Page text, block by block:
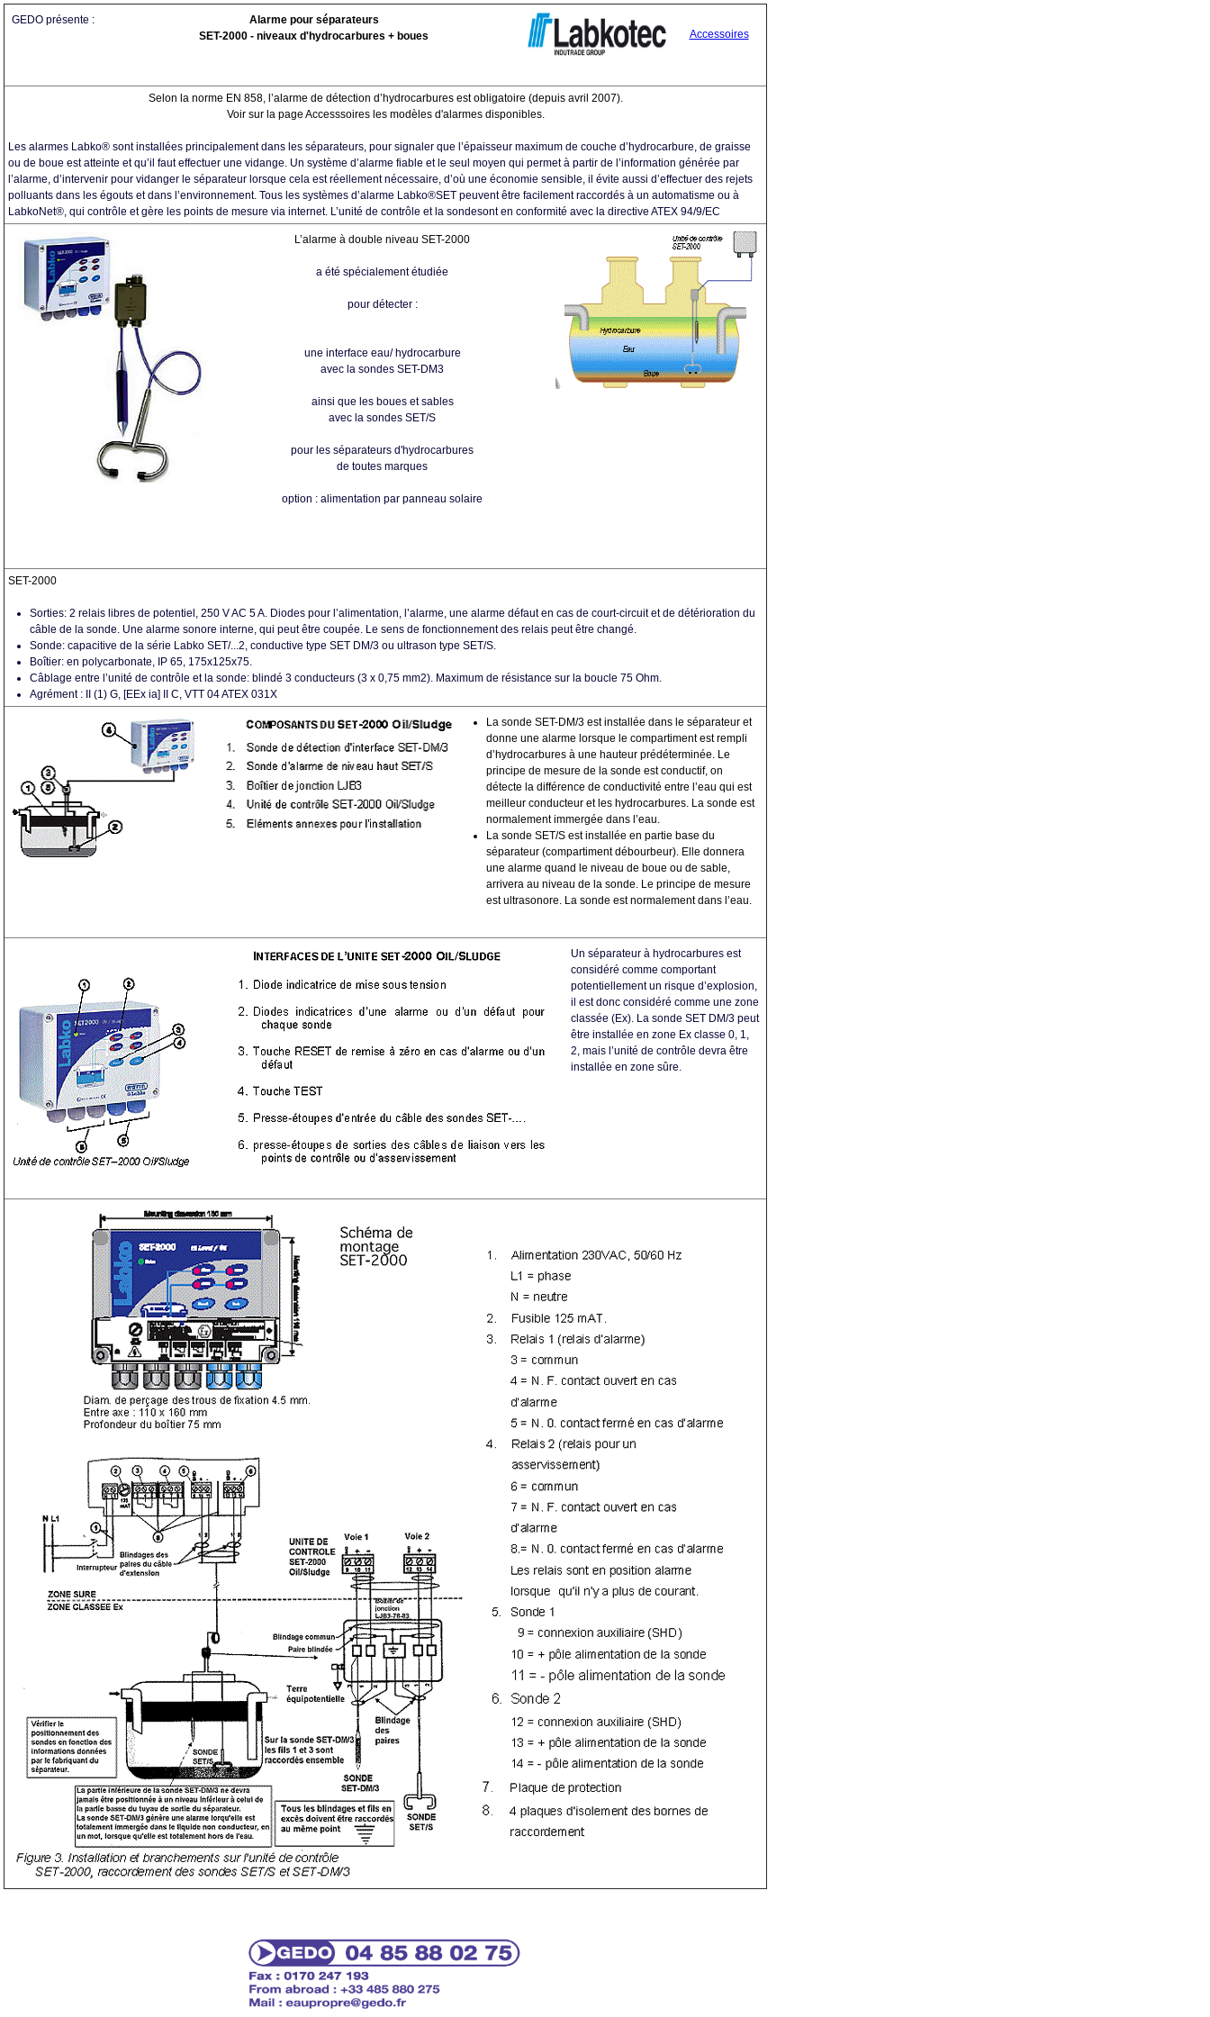
GEDO présente :
Alarme pour séparateurs
SET-2000 - niveaux d'hydrocarbures + boues
Accessoires
Selon la norme EN 858, l’alarme de détection d’hydrocarbures est obligatoire (depuis avril 2007).
Voir sur la page Accesssoires les modèles d'alarmes disponibles.
Les alarmes Labko® sont installées principalement dans les séparateurs, pour signaler que l’épaisseur maximum de couche d’hydrocarbure, de graisse
ou de boue est atteinte et qu’il faut effectuer une vidange. Un système d’alarme fiable et le seul moyen qui permet à partir de l’information générée par
l’alarme, d’intervenir pour vidanger le séparateur lorsque cela est réellement nécessaire, d’où une économie sensible, il évite aussi d’effectuer des rejets
polluants dans les égouts et dans l’environnement. Tous les systèmes d’alarme Labko®SET peuvent être facilement raccordés à un automatisme ou à
LabkoNet®, qui contrôle et gère les points de mesure via internet. L’unité de contrôle et la sondesont en conformité avec la directive ATEX 94/9/EC
L’alarme à double niveau SET-2000
a été spécialement étudiée
pour détecter :
une interface eau/ hydrocarbure
avec la sondes SET-DM3
ainsi que les boues et sables
avec la sondes SET/S
pour les séparateurs d'hydrocarbures
de toutes marques
option : alimentation par panneau solaire
SET-2000
Sorties: 2 relais libres de potentiel, 250 V AC 5 A. Diodes pour l’alimentation, l’alarme, une alarme défaut en cas de court-circuit et de détérioration du
câble de la sonde. Une alarme sonore interne, qui peut être coupée. Le sens de fonctionnement des relais peut être changé.
Sonde: capacitive de la série Labko SET/...2, conductive type SET DM/3 ou ultrason type SET/S.
Boîtier: en polycarbonate, IP 65, 175x125x75.
Câblage entre l’unité de contrôle et la sonde: blindé 3 conducteurs (3 x 0,75 mm2). Maximum de résistance sur la boucle 75 Ohm.
Agrément : II (1) G, [EEx ia] II C, VTT 04 ATEX 031X
La sonde SET-DM/3 est installée dans le séparateur et
donne une alarme lorsque le compartiment est rempli
d’hydrocarbures à une hauteur prédéterminée. Le
principe de mesure de la sonde est conductif, on
détecte la différence de conductivité entre l’eau qui est
meilleur conducteur et les hydrocarbures. La sonde est
normalement immergée dans l’eau.
La sonde SET/S est installée en partie base du
séparateur (compartiment débourbeur). Elle donnera
une alarme quand le niveau de boue ou de sable,
arrivera au niveau de la sonde. Le principe de mesure
est ultrasonore. La sonde est normalement dans l’eau.
Un séparateur à hydrocarbures est
considéré comme comportant
potentiellement un risque d’explosion,
il est donc considéré comme une zone
classée (Ex). La sonde SET DM/3 peut
être installée en zone Ex classe 0, 1,
2, mais l’unité de contrôle devra être
installée en zone sûre.